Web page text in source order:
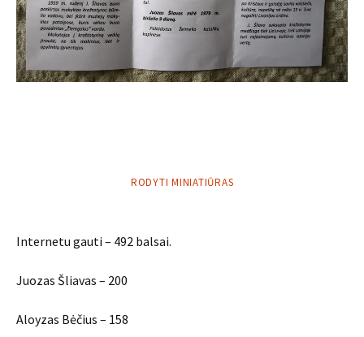
RODYTI MINIATIŪRAS
Internetu gauti – 492 balsai.
Juozas Šliavas – 200
Aloyzas Bėčius – 158